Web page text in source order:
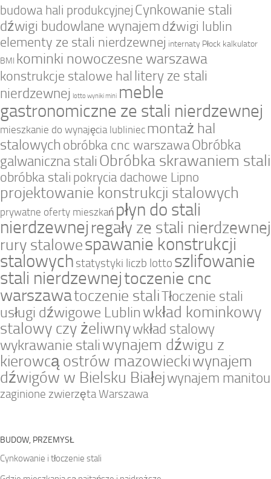
budowa hali produkcyjnej Cynkowanie stali
dźwigi budowlane wynajemdźwigi lublin
elementy ze stali nierdzewnej internaty Płock kalkulator
BMI kominki nowoczesne warszawa
konstrukcje stalowe hal litery ze stali
nierdzewnej lotto wyniki mini meble
gastronomiczne ze stali nierdzewnej
mieszkanie do wynajęcia lubliniec montaż hal
stalowych obróbka cnc warszawaObróbka
galwaniczna stali Obróbka skrawaniem stali
obróbka stali pokrycia dachowe Lipno
projektowanie konstrukcji stalowych
prywatne oferty mieszkań płyn do stali
nierdzewnej regały ze stali nierdzewnej
rury stalowespawanie konstrukcji
stalowych statystyki liczb lotto szlifowanie
stali nierdzewnejtoczenie cnc
warszawatoczenie staliTłoczenie stali
usługi dźwigowe Lublin wkład kominkowy
stalowy czy żeliwnywkład stalowy
wykrawanie staliwynajem dźwigu z
kierowcą ostrów mazowieckiwynajem
dźwigów w Bielsku Białejwynajem manitou
zaginione zwierzęta Warszawa
BUDOW, PRZEMYSŁ
Cynkowanie i tłoczenie stali